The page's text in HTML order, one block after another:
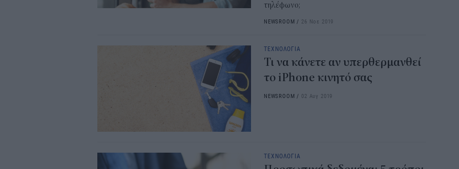
τηλέφωνο;
NEWSROOM / 26 Νοε 2019
ΤΕΧΝΟΛΟΓΙΑ
Τι να κάνετε αν υπερθερμανθεί
το iPhone κινητό σας
NEWSROOM / 02 Αυγ 2019
ΤΕΧΝΟΛΟΓΙΑ